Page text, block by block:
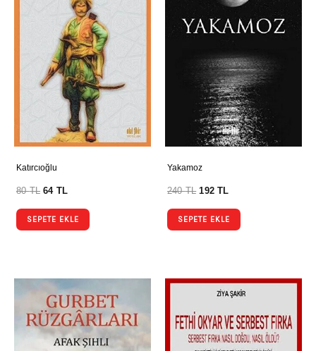
Katırcıoğlu
80TL 64 TL
SEPETE EKLE
Yakamoz
240TL 192TL
SEPETE EKLE